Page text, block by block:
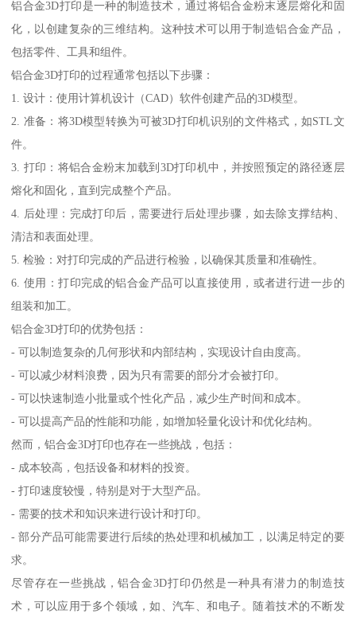
铝合金3D打印是一种的制造技术，通过将铝合金粉末逐层熔化和固
化，以创建复杂的三维结构。这种技术可以用于制造铝合金产品，
包括零件、工具和组件。
铝合金3D打印的过程通常包括以下步骤：
1. 设计：使用计算机设计（CAD）软件创建产品的3D模型。
2. 准备：将3D模型转换为可被3D打印机识别的文件格式，如STL文
件。
3. 打印：将铝合金粉末加载到3D打印机中，并按照预定的路径逐层
熔化和固化，直到完成整个产品。
4. 后处理：完成打印后，需要进行后处理步骤，如去除支撑结构、
清洁和表面处理。
5. 检验：对打印完成的产品进行检验，以确保其质量和准确性。
6. 使用：打印完成的铝合金产品可以直接使用，或者进行进一步的
组装和加工。
铝合金3D打印的优势包括：
- 可以制造复杂的几何形状和内部结构，实现设计自由度高。
- 可以减少材料浪费，因为只有需要的部分才会被打印。
- 可以快速制造小批量或个性化产品，减少生产时间和成本。
- 可以提高产品的性能和功能，如增加轻量化设计和优化结构。
然而，铝合金3D打印也存在一些挑战，包括：
- 成本较高，包括设备和材料的投资。
- 打印速度较慢，特别是对于大型产品。
- 需要的技术和知识来进行设计和打印。
- 部分产品可能需要进行后续的热处理和机械加工，以满足特定的要
求。
尽管存在一些挑战，铝合金3D打印仍然是一种具有潜力的制造技
术，可以应用于多个领域，如、汽车、和电子。随着技术的不断发